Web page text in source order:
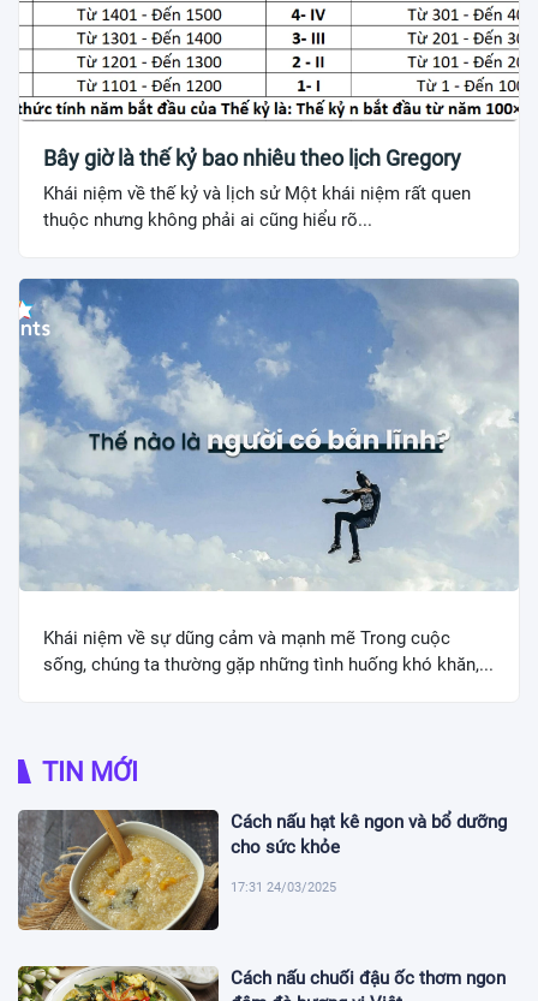
Bây giờ là thế kỷ bao nhiêu theo lịch Gregory
Khái niệm về thế kỷ và lịch sử Một khái niệm rất quen
thuộc nhưng không phải ai cũng hiểu rõ...
Khái niệm về sự dũng cảm và mạnh mẽ Trong cuộc
sống, chúng ta thường gặp những tình huống khó khăn,...
TIN MỚI
Cách nấu hạt kê ngon và bổ dưỡng
cho sức khỏe
17:31 24/03/2025
Cách nấu chuối đậu ốc thơm ngon